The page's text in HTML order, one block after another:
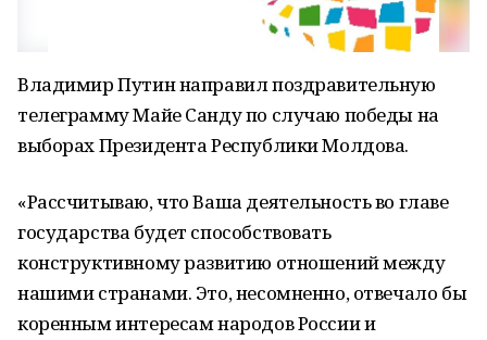
Владимир Путин направил поздравительную
телеграмму Майе Санду по случаю победы на
выборах Президента Республики Молдова.
«Рассчитываю, что Ваша деятельность во главе
государства будет способствовать
конструктивному развитию отношений между
нашими странами. Это, несомненно, отвечало бы
коренным интересам народов России и